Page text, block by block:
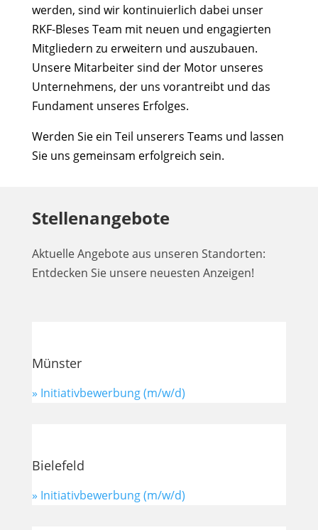
werden, sind wir kontinuierlich dabei unser
RKF-Bleses Team mit neuen und engagierten
Mitgliedern zu erweitern und auszubauen.
Unsere Mitarbeiter sind der Motor unseres
Unternehmens, der uns vorantreibt und das
Fundament unseres Erfolges.
Werden Sie ein Teil unserers Teams und lassen
Sie uns gemeinsam erfolgreich sein.
Stellenangebote
Aktuelle Angebote aus unseren Standorten:
Entdecken Sie unsere neuesten Anzeigen!
Münster
» Initiativbewerbung (m/w/d)
Bielefeld
» Initiativbewerbung (m/w/d)